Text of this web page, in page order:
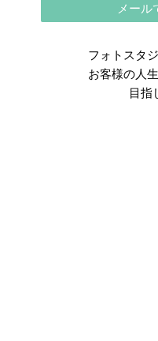
メール
フォトスタ
お客様の人
目指